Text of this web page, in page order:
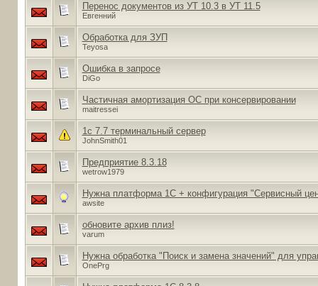
Перенос документов из УТ 10.3 в УТ 11.5
Евгенний
Обработка для ЗУП
Teyosa
Ошибка в запросе
DiGo
Частичная амортизация ОС при консервировании
maitressei
1с 7.7 терминальный сервер
JohnSmith01
Предприятие 8.3.18
wetrow1979
Нужна платформа 1С + конфигурация "Сервисный
awsite
обновите архив плиз!
varum
Нужна обработка "Поиск и замена значений" для
OnePrg